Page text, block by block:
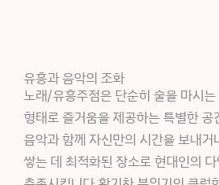
유흥과 음악의 조화
노래/유흥주점은 단순히 술을 마시
형태로 즐거움을 제공하는 특별한
음악과 함께 자신만의 시간을 보내
쌓는 데 최적화된 장소로 현대인의